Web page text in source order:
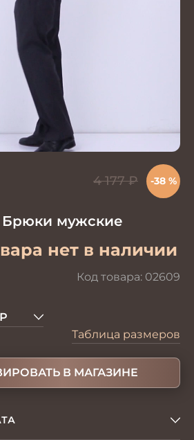
Брюки мужские
нет в наличии
Код товара: 02609
4 177₽ -38 %
Таблица размеров
В МАГАЗИНЕ